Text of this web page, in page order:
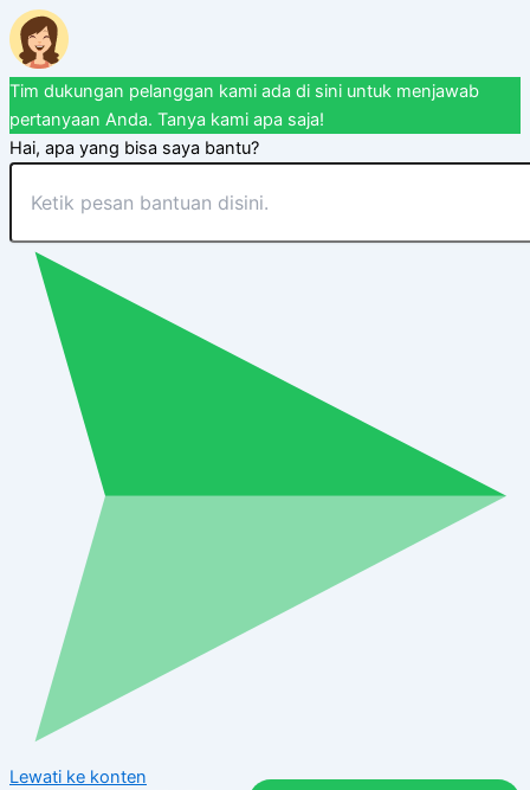
Tim dukungan pelanggan kami ada di sini untuk menjawab
pertanyaan Anda. Tanya kami apa saja!
Hai, apa yang bisa saya bantu?
Lewati ke konten